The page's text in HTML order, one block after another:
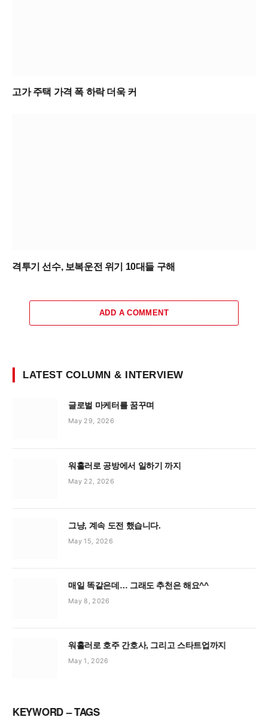
고가 주택 가격 폭 하락 더욱 커
격투기 선수, 보복운전 위기 10대들 구해
ADD A COMMENT
LATEST COLUMN & INTERVIEW
글로벌 마케터를 꿈꾸며
May 29, 2026
워홀러로 공방에서 일하기 까지
May 22, 2026
그냥, 계속 도전 했습니다.
May 15, 2026
매일 똑같은데… 그래도 추천은 해요^^
May 8, 2026
워홀러로 호주 간호사, 그리고 스타트업까지
May 1, 2026
KEYWORD – TAGS